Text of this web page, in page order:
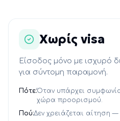
Χωρίς visa
Είσοδος μόνο με ισχυρό
για σύντομη παραμονή.
Πότε:Όταν υπάρχει
χώρα προορισμού.
Πού:Δεν χρειάζεται αίτηση